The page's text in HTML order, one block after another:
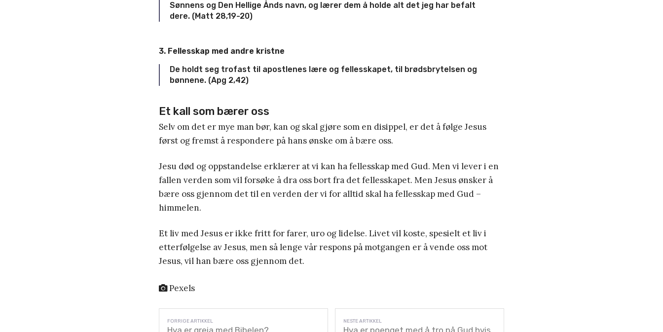
Sønnens og Den Hellige Ånds navn, og lærer dem å holde alt det jeg har befalt
dere. (Matt 28,19-20)
3. Fellesskap med andre kristne
De holdt seg trofast til apostlenes lære og fellesskapet, til brødsbrytelsen og
bønnene. (Apg 2,42)
Et kall som bærer oss
Selv om det er mye man bør, kan og skal gjøre som en disippel, er det å følge Jesus
først og fremst å respondere på hans ønske om å bære oss.
Jesu død og oppstandelse erklærer at vi kan ha fellesskap med Gud. Men vi lever i en
fallen verden som vil forsøke å dra oss bort fra det fellesskapet. Men Jesus ønsker å
bære oss gjennom det til en verden der vi for alltid skal ha fellesskap med Gud –
himmelen.
Et liv med Jesus er ikke fritt for farer, uro og lidelse. Livet vil koste, spesielt et liv i
etterfølgelse av Jesus, men så lenge vår respons på motgangen er å vende oss mot
Jesus, vil han bære oss gjennom det.
Pexels